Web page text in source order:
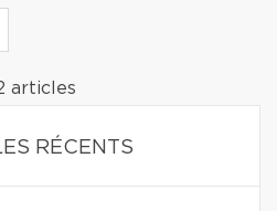
articles
RÉCENTS